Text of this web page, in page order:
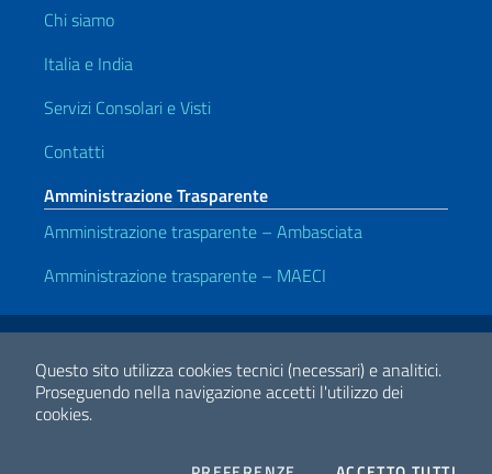
Questo sito utilizza cookies tecnici (necessari) e analitici.
Proseguendo nella navigazione accetti l'utilizzo dei
cookies.
Chi siamo
Italia e India
Servizi Consolari e Visti
Contatti
Amministrazione Trasparente
Amministrazione trasparente – Ambasciata
Amministrazione trasparente – MAECI
Link Utili